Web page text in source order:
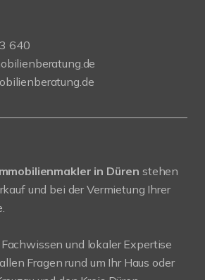
640
in Düren stehen
und bei der Vermietung Ihrer
und lokaler Expertise
Fragen rund um Ihr Haus oder